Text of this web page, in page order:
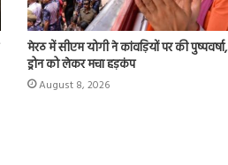
मेरठ में सीएम योगी ने कांवड़ियों पर की पुष्पवर्षा,
ड्रोन को लेकर मचा हड़कंप
August 8, 2026